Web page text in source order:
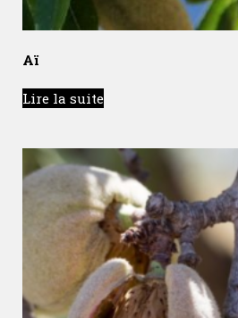
Aï
Lire la suite